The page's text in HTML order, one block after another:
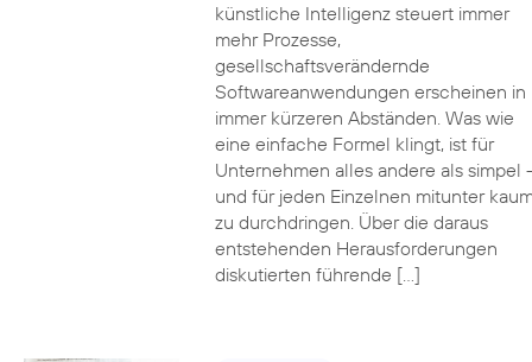
künstliche Intelligenz steuert immer
mehr Prozesse,
gesellschaftsverändernde
Softwareanwendungen erscheinen in
immer kürzeren Abständen. Was wie
eine einfache Formel klingt, ist für
Unternehmen alles andere als simpel
und für jeden Einzelnen mitunter
zu durchdringen. Über die daraus
entstehenden Herausforderungen
diskutierten führende […]